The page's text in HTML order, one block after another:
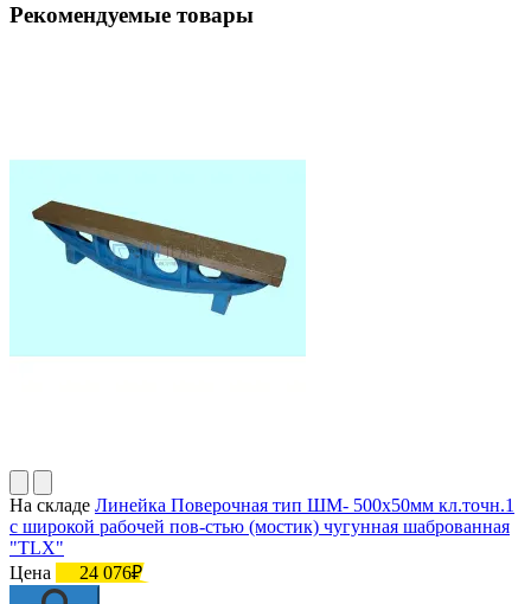
Рекомендуемые товары
На складе Линейка Поверочная тип ШМ- 500х50мм кл.точн.1
с широкой рабочей пов-стью (мостик) чугунная шаброванная
"TLX"
Цена
24 076₽